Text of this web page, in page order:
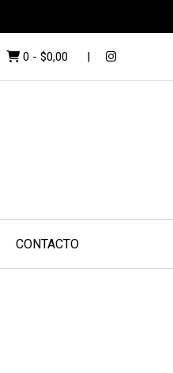
0 - $0,00
CONTACTO